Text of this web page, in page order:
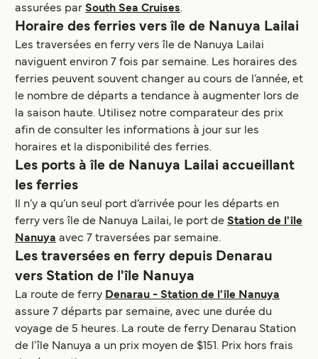
assurées par South Sea Cruises.
Horaire des ferries vers île de Nanuya Lailai
Les traversées en ferry vers île de Nanuya Lailai
naviguent environ 7 fois par semaine. Les horaires des
ferries peuvent souvent changer au cours de l’année, et
le nombre de départs a tendance à augmenter lors de
la saison haute. Utilisez notre comparateur des prix
afin de consulter les informations à jour sur les
horaires et la disponibilité des ferries.
Les ports à île de Nanuya Lailai accueillant
les ferries
Il n’y a qu’un seul port d’arrivée pour les départs en
ferry vers île de Nanuya Lailai, le port de Station de l'île
Nanuya avec 7 traversées par semaine.
Les traversées en ferry depuis Denarau
vers Station de l'île Nanuya
La route de ferry Denarau - Station de l'île Nanuya
assure 7 départs par semaine, avec une durée du
voyage de 5 heures. La route de ferry Denarau Station
de l'île Nanuya a un prix moyen de $151. Prix hors frais